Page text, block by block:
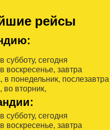
рейсы
субботу, сегодня
воскресенье, завтра
в понедельник, послезавтра
во вторник,
субботу, сегодня
воскресенье, завтра